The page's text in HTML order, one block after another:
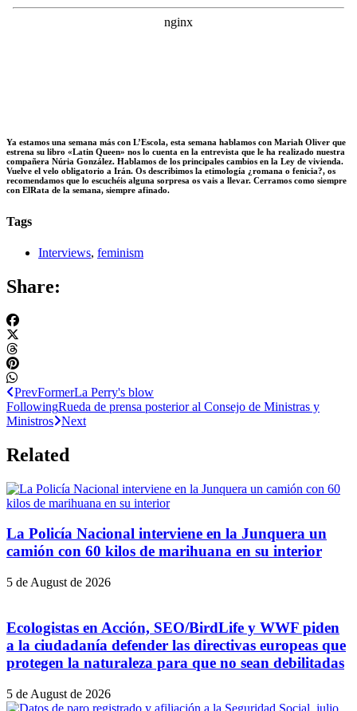
Ya estamos una semana más con L’Escola, esta semana hablamos con Mariah Oliver que
estrena su libro «Latin Queen» nos lo cuenta en la entrevista que le ha realizado nuestra
compañera Núria González. Hablamos de los principales cambios en la Ley de vivienda.
Vuelve el velo obligatorio a Irán. Os describimos la etimología ¿romana o fenicia?, os
recomendamos que lo escuchéis alguna sorpresa os vais a llevar. Cerramos como siempre
con ElRata de la semana, siempre afinado.
Tags
Interviews, feminism
Share:
PrevFormerLa Perry's blow
FollowingRueda de prensa posterior al Consejo de Ministras y
Ministros Next
Related
La Policía Nacional interviene en la Junquera un
camión con 60 kilos de marihuana en su interior
5 de August de 2026
Ecologistas en Acción, SEO/BirdLife y WWF piden
a la ciudadanía defender las directivas europeas que
protegen la naturaleza para que no sean debilitadas
5 de August de 2026